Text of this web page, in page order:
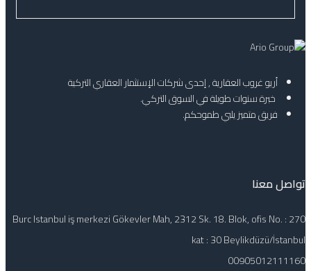
وتحتوي على الأقسام التالية: قسم الأطفال، الطب الداخلي، الأمراض
أمراض النساء […]
أريو غروب العقارية , إحدى شركات الإستثمار العقاري التركية
خبرة سنوات طويلة في السوق التركي.
فريق متميز يلبي طموحكم.
تواصل معنا
Burc Istanbul iş merkezi Gökevler Mah, 2312 Sk. 18. Blok, ofis No. : 270
kat : 30 Beylikdüzü/İstanbul
00905012111160